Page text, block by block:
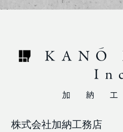
株式会社加納工務店